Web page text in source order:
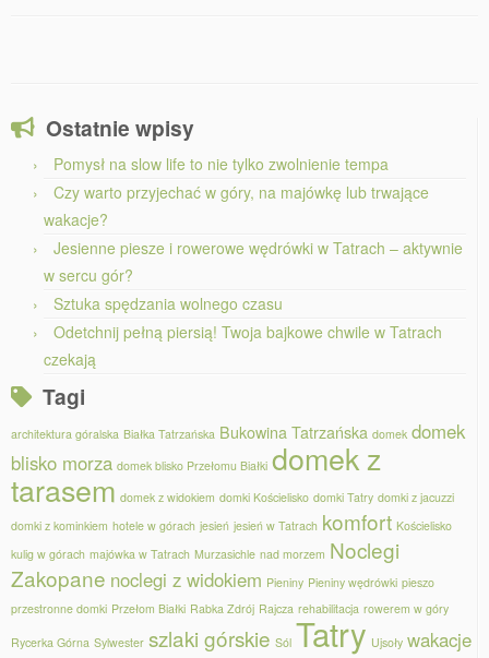
Ostatnie wpisy
Pomysł na slow life to nie tylko zwolnienie tempa
Czy warto przyjechać w góry, na majówkę lub trwające
wakacje?
Jesienne piesze i rowerowe wędrówki w Tatrach – aktywnie
w sercu gór?
Sztuka spędzania wolnego czasu
Odetchnij pełną piersią! Twoja bajkowe chwile w Tatrach
czekają
Tagi
architektura góralska Białka Tatrzańska Bukowina Tatrzańska domek domek
blisko morza domek blisko Przełomu Białki domek z
tarasem domek z widokiem domki Kościelisko domki Tatry domki z jacuzzi
domki z kominkiem hotele w górach jesień jesień w Tatrach komfort Kościelisko
kulig w górach majówka w Tatrach Murzasichle nad morzem Noclegi
Zakopane noclegi z widokiem Pieniny Pieniny wędrówki pieszo
przestronne domki Przełom Białki Rabka Zdrój Rajcza rehabilitacja rowerem w góry
Rycerka Górna Sylwester szlaki górskie Sól Tatry Ujsoły wakacje